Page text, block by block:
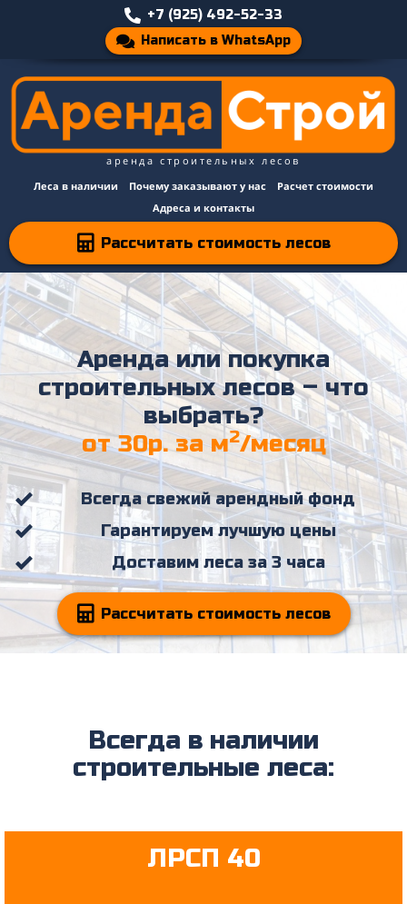
+7 (925) 492-52-33
Написать в WhatsApp
аренда строительных лесов
Леса в наличии
Почему заказывают у нас
Расчет стоимости
Адреса и контакты
Рассчитать стоимость лесов
Аренда или покупка
строительных лесов – что
выбрать?
от 30р. за м2/месяц
Всегда свежий арендный фонд
Гарантируем лучшую цены
Доставим леса за 3 часа
Рассчитать стоимость лесов
Всегда в наличии
строительные леса:
ЛРСП 40